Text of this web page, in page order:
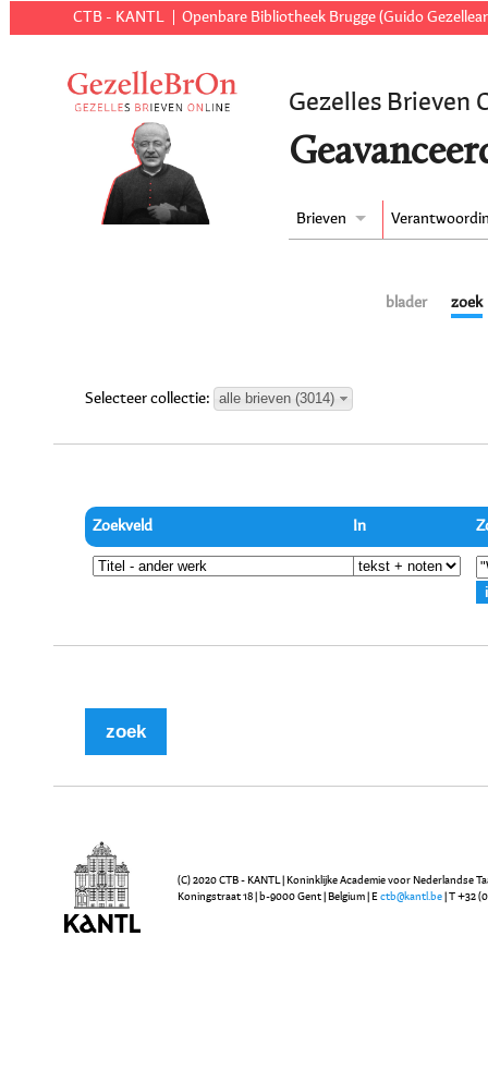
CTB - KANTL Openbare Bibliotheek Brugge (Guido
Gezelles Brieven
Brieven
blader zoek
Selecteer collectie: alle brieven (3014)
Zoekveld In
(C) 2020 CTB - KANTL | Koninklijke Academie voor Nederlandse
Koningstraat 18 | b-9000 Gent | Belgium | E ctb@kantl.be | T +32